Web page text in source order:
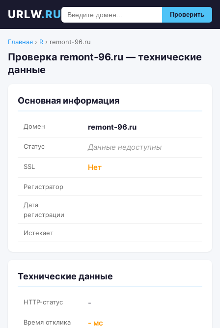
URLW.RU Проверить
Главная › R › remont-96.ru
Проверка remont-96.ru — технические
данные
Основная информация
Домен remont-96.ru
Статус Данные недоступны
SSL Нет
Регистратор
Дата
регистрации
Истекает
Технические данные
HTTP-статус -
Время отклика - мс